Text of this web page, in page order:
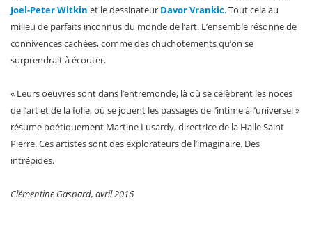
Joel-Peter Witkin et le dessinateur Davor Vrankic. Tout cela au
milieu de parfaits inconnus du monde de l’art. L’ensemble résonne de
connivences cachées, comme des chuchotements qu’on se
surprendrait à écouter.
« Leurs oeuvres sont dans l’entremonde, là où se célèbrent les noces
de l’art et de la folie, où se jouent les passages de l’intime à l’universel »
résume poétiquement Martine Lusardy, directrice de la Halle Saint
Pierre. Ces artistes sont des explorateurs de l’imaginaire. Des
intrépides.
Clémentine Gaspard, avril 2016